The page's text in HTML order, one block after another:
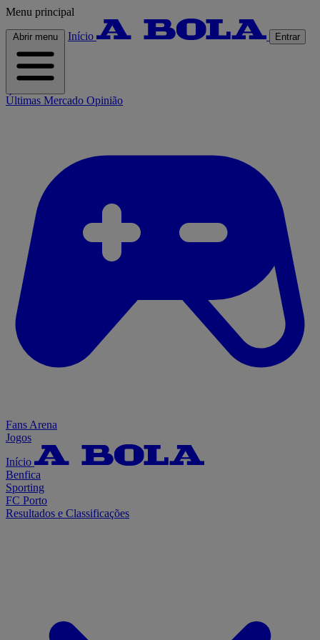
Menu principal
Abrir menu Início Entrar
Últimas Mercado Opinião
Fans Arena
Jogos
Início
Benfica
Sporting
FC Porto
Resultados e Classificações